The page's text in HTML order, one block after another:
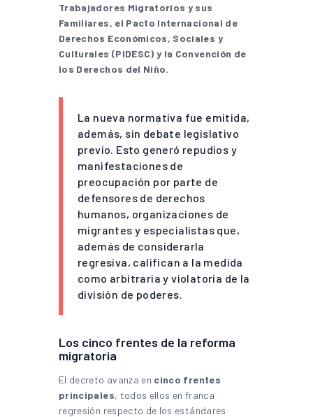
Trabajadores Migratorios y sus
Familiares, el Pacto Internacional de
Derechos Económicos, Sociales y
Culturales (PIDESC) y la Convención de
los Derechos del Niño.
La nueva normativa fue emitida,
además, sin debate legislativo
previo. Esto generó repudios y
manifestaciones de
preocupación por parte de
defensores de derechos
humanos, organizaciones de
migrantes y especialistas que,
además de considerarla
regresiva, califican a la medida
como arbitraria y violatoria de la
división de poderes.
Los cinco frentes de la reforma
migratoria
El decreto avanza en cinco frentes
principales, todos ellos en franca
regresión respecto de los estándares